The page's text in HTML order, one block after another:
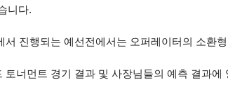
니다.
서 진행되는 예선전에서는 오퍼레이터의 소환
토너먼트 경기 결과 및 사장님들의 예측 결과